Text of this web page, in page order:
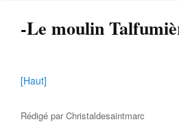
-Le moulin
[Haut]
Rédigé parChristaldesaintmarc